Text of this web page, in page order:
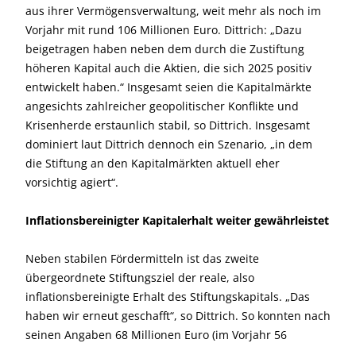
aus ihrer Vermögensverwaltung, weit mehr als noch im
Vorjahr mit rund 106 Millionen Euro. Dittrich: „Dazu
beigetragen haben neben dem durch die Zustiftung
höheren Kapital auch die Aktien, die sich 2025 positiv
entwickelt haben.“ Insgesamt seien die Kapitalmärkte
angesichts zahlreicher geopolitischer Konflikte und
Krisenherde erstaunlich stabil, so Dittrich. Insgesamt
dominiert laut Dittrich dennoch ein Szenario, „in dem
die Stiftung an den Kapitalmärkten aktuell eher
vorsichtig agiert“.
Inflationsbereinigter Kapitalerhalt weiter gewährleistet
Neben stabilen Fördermitteln ist das zweite
übergeordnete Stiftungsziel der reale, also
inflationsbereinigte Erhalt des Stiftungskapitals. „Das
haben wir erneut geschafft“, so Dittrich. So konnten nach
seinen Angaben 68 Millionen Euro (im Vorjahr 56